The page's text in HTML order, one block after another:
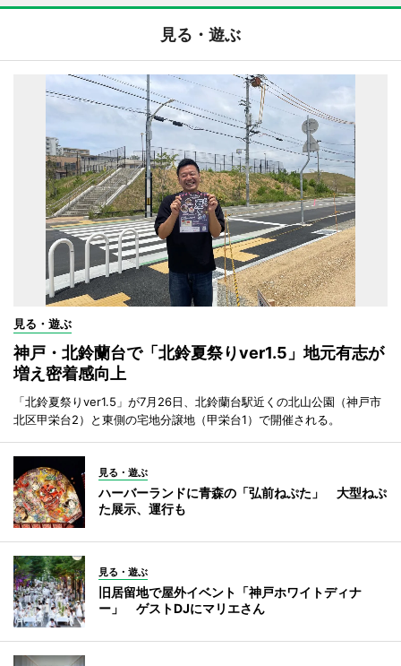
見る・遊ぶ
見る・遊ぶ
神戸・北鈴蘭台で「北鈴夏祭りver1.5」地元有志が
増え密着感向上
「北鈴夏祭りver1.5」が7月26日、北鈴蘭台駅近くの北山公園（神戸市
北区甲栄台2）と東側の宅地分譲地（甲栄台1）で開催される。
見る・遊ぶ
ハーバーランドに青森の「弘前ねぷた」 大型ねぷ
た展示、運行も
見る・遊ぶ
旧居留地で屋外イベント「神戸ホワイトディナ
ー」 ゲストDJにマリエさん